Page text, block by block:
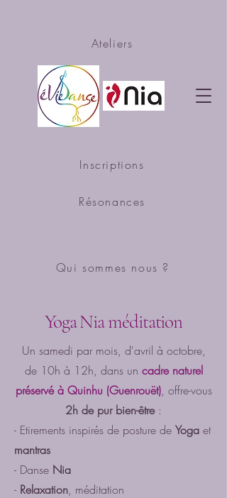
Ateliers
Inscriptions
Résonances
Qui sommes nous ?
Yoga Nia méditation
Un samedi par mois, d'avril à octobre,
de 10h à 12h, dans un cadre naturel
préservé à Quinhu (Guenrouët), offre-vous
2h de pur bien-être:
- Etirements inspirés de posture de Yoga et
mantras
- Danse Nia
- Relaxation, méditation